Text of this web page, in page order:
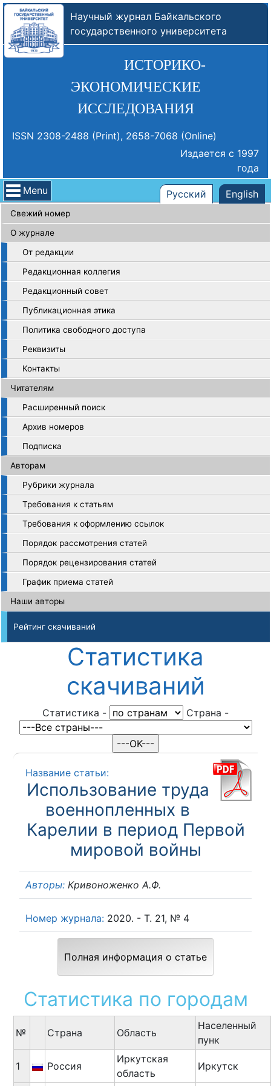
Научный журнал Байкальского
государственного университета
ИСТОРИКО-
ЭКОНОМИЧЕСКИЕ
ИССЛЕДОВАНИЯ
ISSN 2308-2488 (Print), 2658-7068 (Online)
Издается с 1997
года
Menu
Русский English
Свежий номер
О журнале
От редакции
Редакционная коллегия
Редакционный совет
Публикационная этика
Политика свободного доступа
Реквизиты
Контакты
Читателям
Расширенный поиск
Архив номеров
Подписка
Авторам
Рубрики журнала
Требования к статьям
Требования к оформлению ссылок
Порядок рассмотрения статей
Порядок рецензирования статей
График приема статей
Наши авторы
Рейтинг скачиваний
Статистика
скачиваний
Статистика - Cтрана -
Название статьи:
Использование труда
военнопленных в
Карелии в период Первой
мировой войны
Авторы: Кривоноженко А.Ф.
Номер журнала: 2020. - Т. 21, № 4
Полная информация о статье
Статистика по городам
№ Cтрана Область
Населенный
пунк
1 Россия
Иркутская
область
Иркутск